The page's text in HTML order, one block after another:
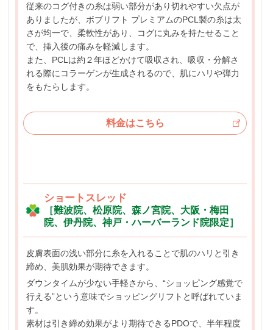
従来のコグ付きの糸は弱い部分があり切れやすい欠点が
ありましたが、ボブリフト プレミアムのPCL製の糸は太
さが均一で、柔軟性があり、コグに丸みを持たせること
で、挿入後の痛みを軽減します。
また、PCLは約２年ほどかけて吸収され、吸収・分解さ
れる際にコラーゲンが生成されるので、肌にハリや弾力
をもたらします。
料金はこちら
ショートスレッド
［難波院、松原院、森ノ宮院、大阪・梅田
院、伊丹院、神戸・ハーバーランド院限定］
皮膚表面の浅い部分に糸を入れることで肌のハリと引き
締め、美肌効果が期待できます。
ダウンタイムが少ない手軽さから、“ショッピング感覚で
行える”という意味でショッピングリフトと呼ばれていま
す。
素材は引き締め効果がより期待できるPDOで、半年程度